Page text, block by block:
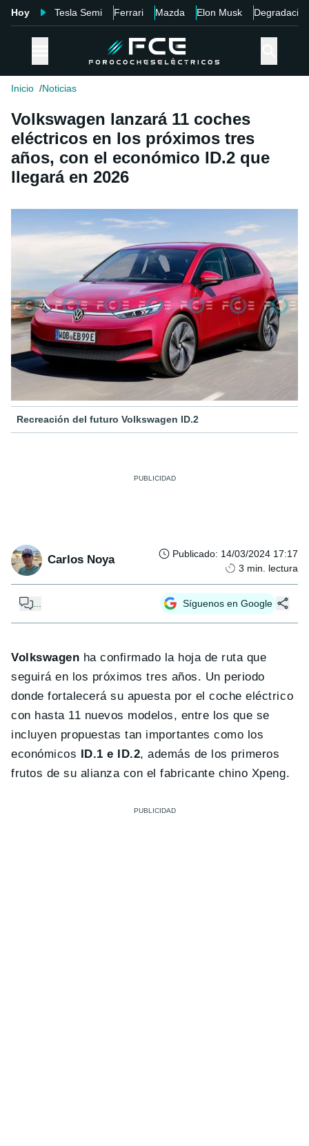
Hoy Tesla Semi Ferrari Mazda Elon Musk Degradación
Inicio Noticias
Volkswagen lanzará 11 coches
eléctricos en los próximos tres
años, con el económico ID.2 que
llegará en 2026
Recreación del futuro Volkswagen ID.2
Carlos Noya Publicado: 14/03/2024 17:17
3 min. lectura
Síguenos en Google
Volkswagen ha confirmado la hoja de ruta que
seguirá en los próximos tres años. Un periodo
donde fortalecerá su apuesta por el coche eléctrico
con hasta 11 nuevos modelos, entre los que se
incluyen propuestas tan importantes como los
económicos ID.1 e ID.2, además de los primeros
frutos de su alianza con el fabricante chino Xpeng.